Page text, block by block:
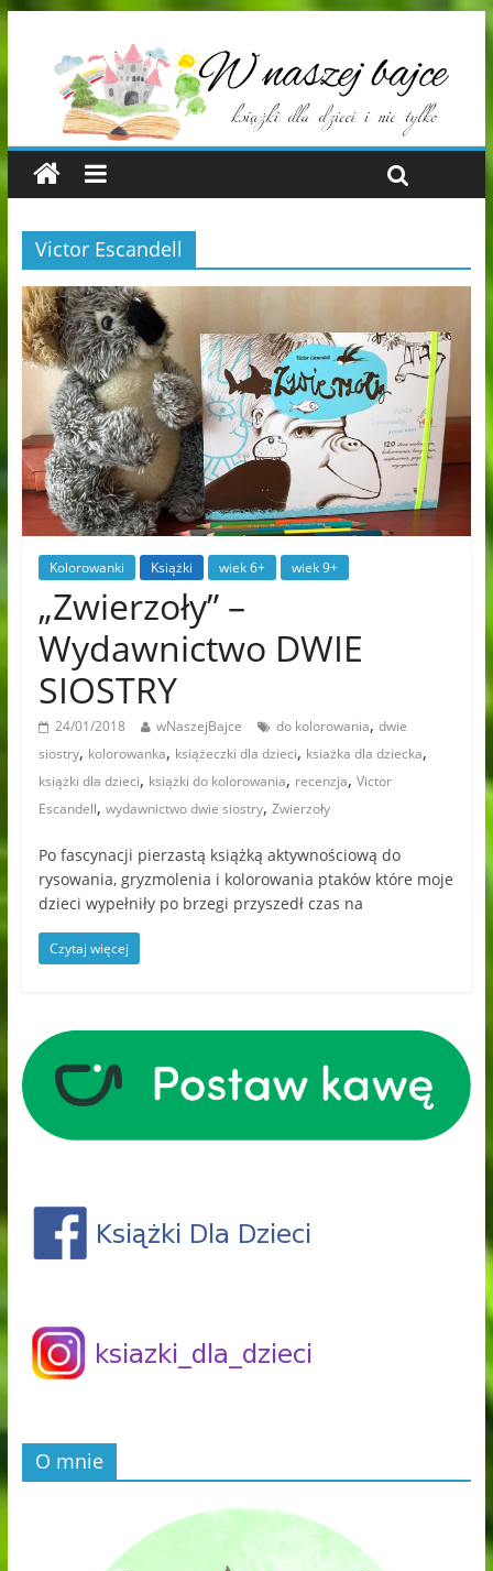
Victor Escandell
Kolorowanki Książki wiek 6+ wiek 9+
„Zwierzoły” –
Wydawnictwo DWIE
SIOSTRY
24/01/2018 wNaszejBajce do kolorowania, dwie
siostry, kolorowanka, książeczki dla dzieci, ksiażka dla dziecka,
książki dla dzieci, książki do kolorowania, recenzja, Victor
Escandell, wydawnictwo dwie siostry, Zwierzoły
Po fascynacji pierzastą książką aktywnościową do
rysowania, gryzmolenia i kolorowania ptaków które moje
dzieci wypełniły po brzegi przyszedł czas na
Czytaj więcej
O mnie